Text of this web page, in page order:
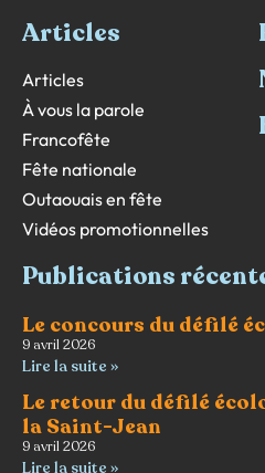
Articles
Articles
À vous la parole
Francofête
Fête nationale
Outaouais en fête
Vidéos promotionnelles
Publications
Le concours du défilé
9 avril 2026
Lire la suite »
Le retour du défilé
la Saint-Jean
9 avril 2026
Lire la suite »